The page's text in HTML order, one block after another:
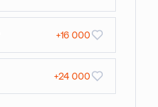
+16 000
+24 000